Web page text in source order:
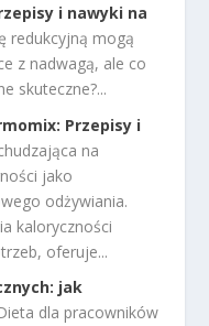
i nawyki na
redukcyjną mogą
z nadwagą, ale co
skuteczne?...
Przepisy i
na
jako
odżywiania.
kaloryczności
oferuje...
jak
dla pracowników